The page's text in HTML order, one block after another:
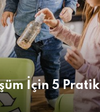
İçin 5 Pratik